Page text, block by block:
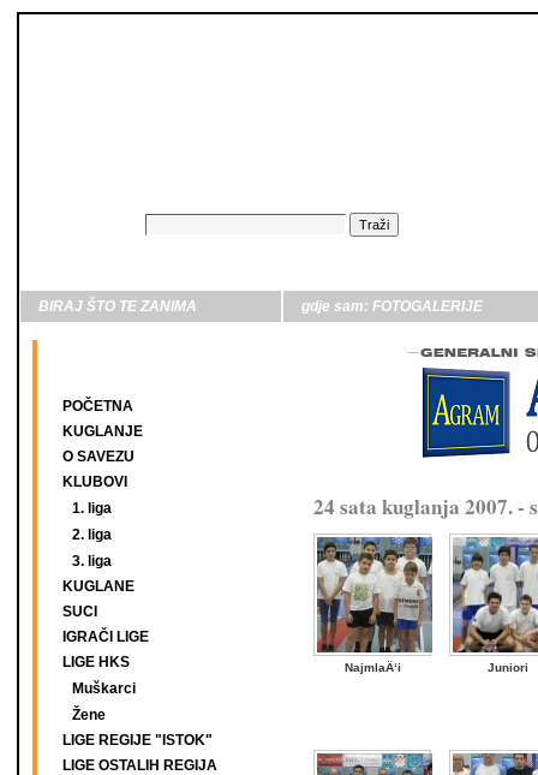
BIRAJ ŠTO TE ZANIMA
POČETNA
KUGLANJE
O SAVEZU
KLUBOVI
1. liga
2. liga
3. liga
KUGLANE
SUCI
IGRAČI LIGE
LIGE HKS
Muškarci
Žene
LIGE REGIJE "ISTOK"
LIGE OSTALIH REGIJA
gdje sam: FOTOGALERIJE
24 sata kuglanja 2007. -
NajmlaÄ‘i Juniori